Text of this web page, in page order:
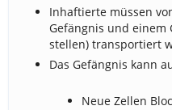
Inhaftierte müssen
Gefängnis und einem
stellen) transportiert
Das Gefängnis kann
Neue Zellen